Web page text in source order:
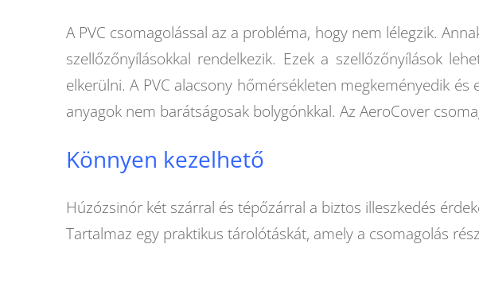
A PVC csomagolással az a probléma, hogy nem lélegzik.
szellőzőnyílásokkal rendelkezik. Ezek a szellőzőnyílások
elkerülni. A PVC alacsony hőmérsékleten megkeményedik
anyagok nem barátságosak bolygónkkal. Az AeroCover
Könnyen kezelhető
Húzózsinór két szárral és tépőzárral a biztos illeszkedés
Tartalmaz egy praktikus tárolótáskát, amely a csomagolás